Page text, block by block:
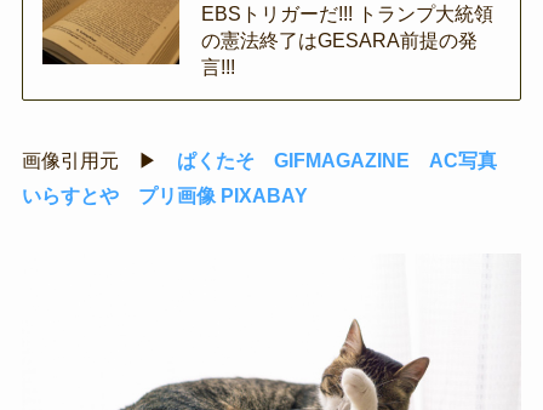
EBSトリガーだ!!! トランプ大統領
の憲法終了はGESARA前提の発
言!!!
画像引用元 ▶ ぱくたそ GIFMAGAZINE
AC写真
いらすとや
プリ画像 PIXABAY